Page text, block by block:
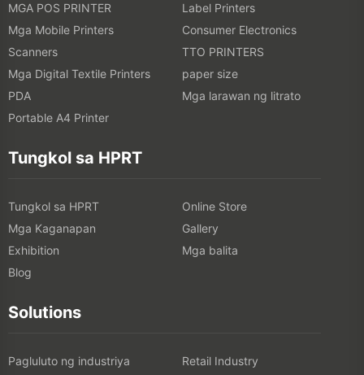
MGA POS PRINTER
Label Printers
Mga Mobile Printers
Consumer Electronics
Scanners
TTO PRINTERS
Mga Digital Textile Printers
paper size
PDA
Mga larawan ng litrato
Portable A4 Printer
Tungkol sa HPRT
Tungkol sa HPRT
Online Store
Mga Kaganapan
Gallery
Exhibition
Mga balita
Blog
Solutions
Pagluluto ng industriya
Retail Industry